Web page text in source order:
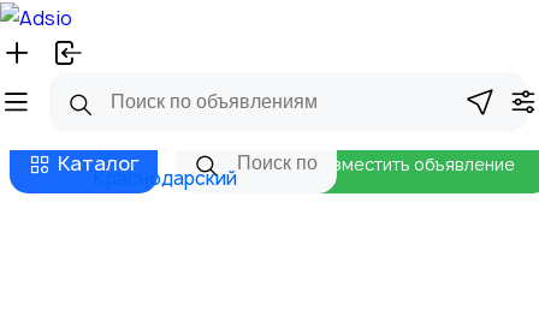
Русский
Бизнес тарифы
Каталог
Краснодарский
Разместить объявление